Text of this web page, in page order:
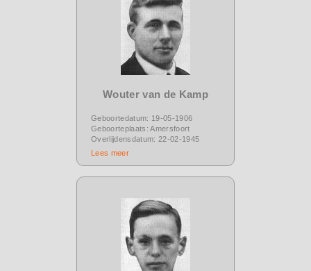
Wouter van de Kamp
Geboortedatum: 19-05-1906
Geboorteplaats: Amersfoort
Overlijdensdatum: 22-02-1945
Lees meer